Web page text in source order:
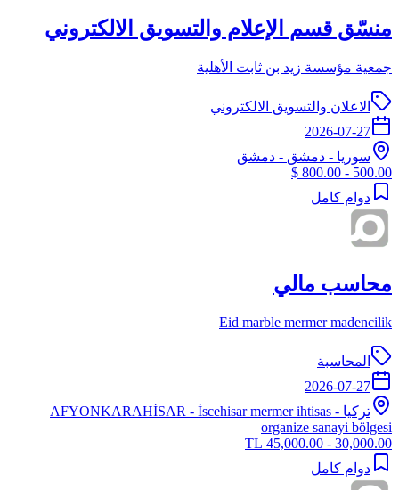
منسّق قسم الإعلام والتسويق الالكتروني
جمعية مؤسسة زيد بن ثابت الأهلية
الاعلان والتسويق الالكتروني
2026-07-27
سوريا - دمشق - دمشق
500.00 - 800.00 $
دوام كامل
محاسب مالي
Eid marble mermer madencilik
المحاسبة
2026-07-27
تركيا -
AFYONKARAHİSAR - İscehisar mermer ihtisas
organize sanayi bölgesi
30,000.00 - 45,000.00 TL
دوام كامل